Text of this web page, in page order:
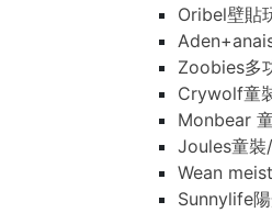
Oribel壁貼
Zoobies多
Crywolf童
Monbear
Joules童裝
Wean
Sunnylife